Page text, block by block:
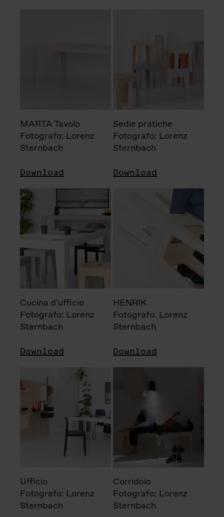
MARTA Tavolo
Fotografo: Lorenz
Sternbach
Download
Sedie pratiche
Fotografo: Lorenz
Sternbach
Download
Cucina d'ufficio
Fotografo: Lorenz
Sternbach
Download
HENRIK
Fotografo: Lorenz
Sternbach
Download
Ufficio
Fotografo: Lorenz
Sternbach
Corridoio
Fotografo: Lorenz
Sternbach